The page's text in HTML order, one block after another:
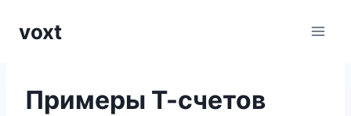
voxt
Примеры Т-счетов